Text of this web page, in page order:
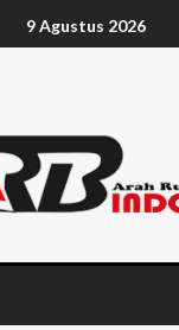
9 Agustus 2026